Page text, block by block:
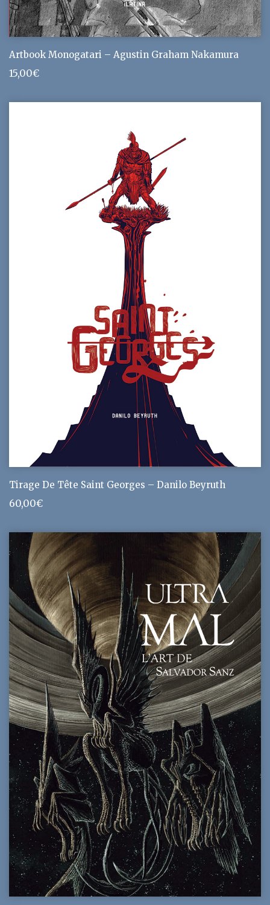
Artbook Monogatari – Agustin Graham Nakamura
15,00€
Tirage De Tête Saint Georges – Danilo Beyruth
60,00€